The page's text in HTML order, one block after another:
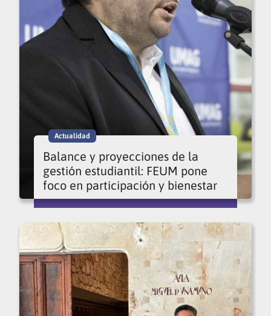
Actualidad
Balance y proyecciones de la
gestión estudiantil: FEUM pone
foco en participación y bienestar